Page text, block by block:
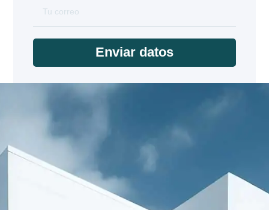
Enviar datos